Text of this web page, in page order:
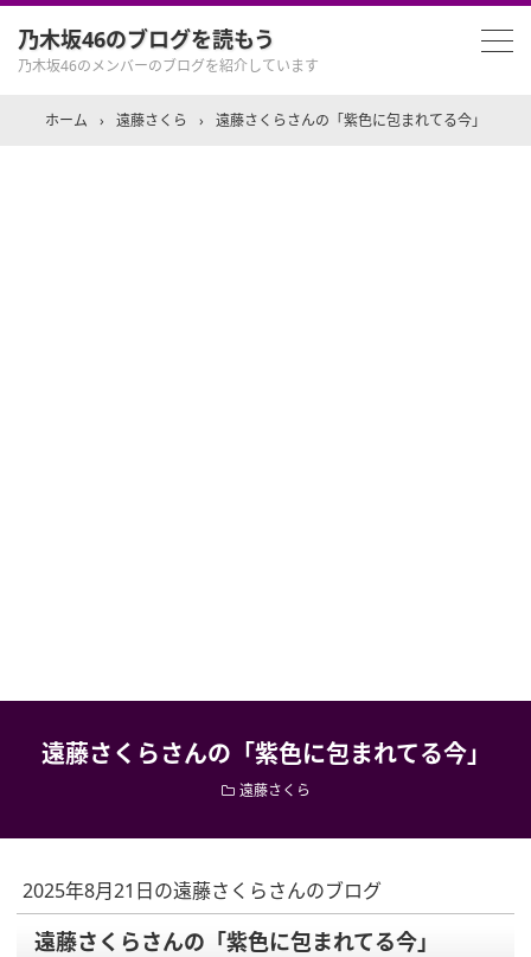
乃木坂46のブログを読もう
乃木坂46のメンバーのブログを紹介しています
ホーム › 遠藤さくら › 遠藤さくらさんの「紫色に包まれてる今」
遠藤さくらさんの「紫色に包まれてる今」
遠藤さくら
2025年8月21日の遠藤さくらさんのブログ
遠藤さくらさんの「紫色に包まれてる今」